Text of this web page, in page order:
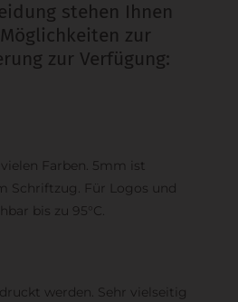
stehen Ihnen
zur
zur Verfügung:
Farben. 5mm ist
Schriftzug. Für Logos und
bis zu 95°C.
werden. Sehr vielseitig